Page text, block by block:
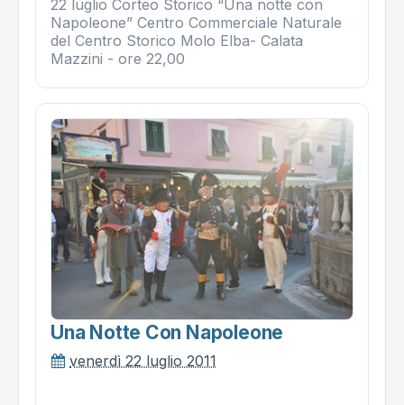
22 luglio Corteo Storico “Una notte con
Napoleone” Centro Commerciale Naturale
del Centro Storico Molo Elba- Calata
Mazzini - ore 22,00
Una Notte Con Napoleone
venerdì 22 luglio 2011